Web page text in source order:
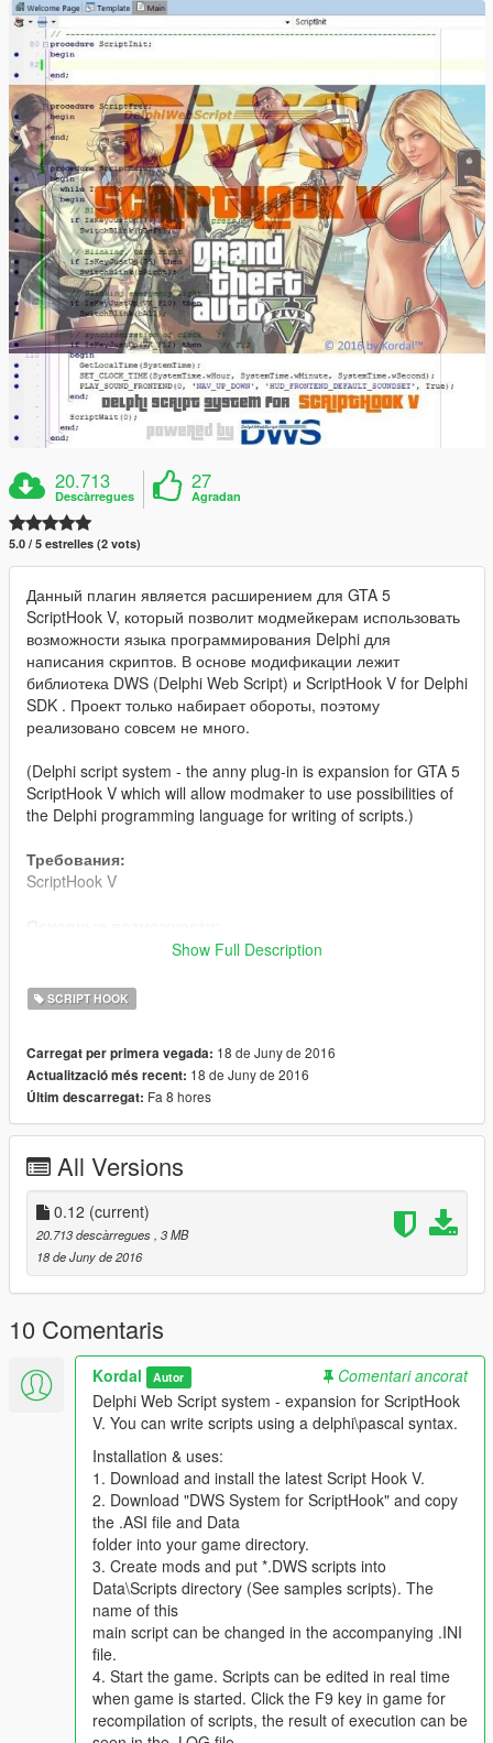
20.713
Descàrregues
27
Agradan
5.0 / 5 estrelles (2 vots)
Данный плагин является расширением для GTA 5
ScriptHook V, который позволит модмейкерам использовать
возможности языка программирования Delphi для
написания скриптов. В основе модификации лежит
библиотека DWS (Delphi Web Script) и ScriptHook V for Delphi
SDK . Проект только набирает обороты, поэтому
реализовано совсем не много.
(Delphi script system - the anny plug-in is expansion for GTA 5
ScriptHook V which will allow modmaker to use possibilities of
the Delphi programming language for writing of scripts.)
Требования:
ScriptHook V
Написание скриптов с возможностью использования
Нет необходимости использовать компилятор и среду
разработки, таскать сторонние библиотеки.
Скрипты выполняются в режиме реального времени
интерпретатором Delphi Web Script.
Скрипты можно писать в режиме реального времени,
свернув игру в Taskbar.
системной клавиши F9 непосредственно в игре.
Ведение логов (запись ошибок компиляции в файл с
указанием строки, колонки и имени исполняемого
скрипта).
Недостатки:
Отсутствует пользовательский интерфейс.
Плагин находится на ранней стадии разработки,
поэтому возможности его применения
минимальны.
Установка:
Обновить версию ScriptHook V до последней. Распаковать
содержимое архива (dxinput8.dll, ScriptHookV.dll) в
директорию с игрой.
Поместить содержимое архива с данной модификацией в
корневую директорию с игрой.
Настройка и использование:
В папке Data находятся: файл конфигурации
DelphiWebScript.ini и директория Scripts со скриптами.
DelphiWebScript.iniсодержит два параметра:
- путь к скриптам, указывает системе где искать
файлы со скриптами.
Show Full Description
SCRIPT HOOK
Carregat per primera vegada: 18 de Juny de 2016
Actualització més recent: 18 de Juny de 2016
Últim descarregat: Fa 8 hores
All Versions
0.12 (current)
20.713 descàrregues , 3 MB
18 de Juny de 2016
10 Comentaris
Kordal Autor
Comentari ancorat
Delphi Web Script system - expansion for ScriptHook
V. You can write scripts using a delphi\pascal syntax.
Installation & uses:
1. Download and install the latest Script Hook V.
2. Download "DWS System for ScriptHook" and copy
the .ASI file and Data
folder into your game directory.
3. Create mods and put *.DWS scripts into
Data\Scripts directory (See samples scripts). The
name of this
main script can be changed in the accompanying .INI
file.
4. Start the game. Scripts can be edited in real time
when game is started. Click the F9 key in game for
recompilation of scripts, the result of execution can be